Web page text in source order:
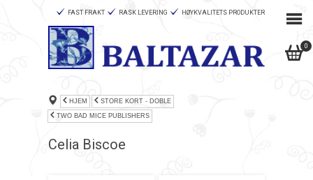
0
FAST FRAKT RASK LEVERING HØYKVALITETS PRODUKTER
HJEM STORE KORT - DOBLE
TWO BAD MICE PUBLISHERS
Celia Biscoe